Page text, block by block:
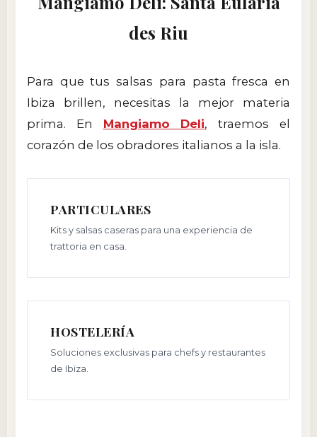
des Riu
Para que tus salsas para pasta fresca en
Ibiza brillen, necesitas la mejor materia
prima. En Mangiamo Deli, traemos el
corazón de los obradores italianos a la isla.
PARTICULARES
Kits y salsas caseras para una experiencia de
trattoria en casa.
HOSTELERÍA
Soluciones exclusivas para chefs y restaurantes
de Ibiza.